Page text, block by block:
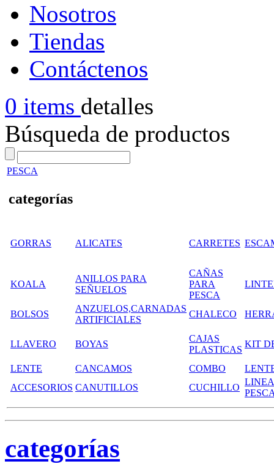
Nosotros
Tiendas
Contáctenos
0 items detalles
Búsqueda de productos
PESCA
categorías
GORRAS ALICATES CARRETES
KOALA
ANILLOS PARA
SEÑUELOS
CAÑAS
PARA
PESCA
BOLSOS
ANZUELOS,CARNADAS
ARTIFICIALES
CHALECO
LLAVERO BOYAS
CAJAS
PLASTICAS
KIT
LENTE CANCAMOS COMBO
ACCESORIOS CANUTILLOS CUCHILLO
categorías